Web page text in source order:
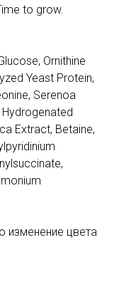
to grow.
Ornithine
Yeast Protein,
Serenoa
Extract, Betaine,
изменение цвета